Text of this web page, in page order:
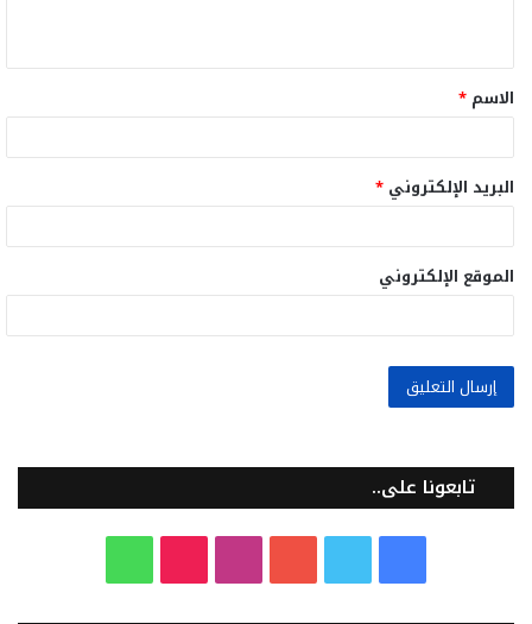
ق
*
الاسم *
البريد الإلكتروني *
الموقع الإلكتروني
تابعونا على..